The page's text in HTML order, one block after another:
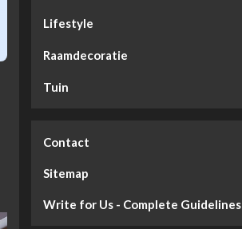
Lifestyle
Raamdecoratie
Tuin
Contact
Sitemap
Write for Us - Complete Guidelines